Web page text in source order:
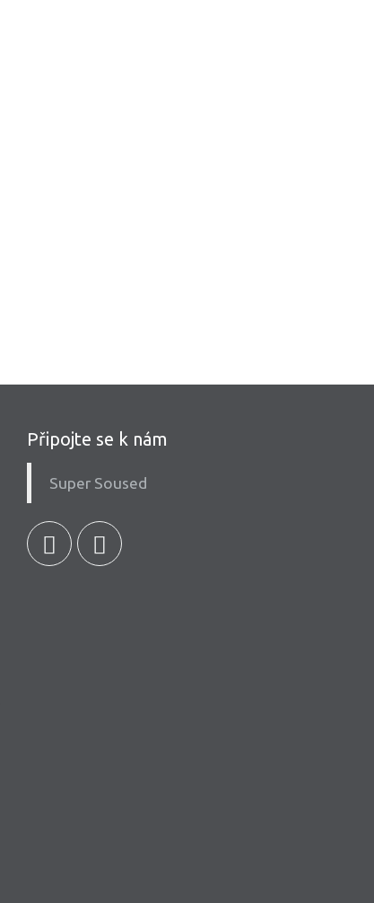
Připojte se k nám
Super Soused